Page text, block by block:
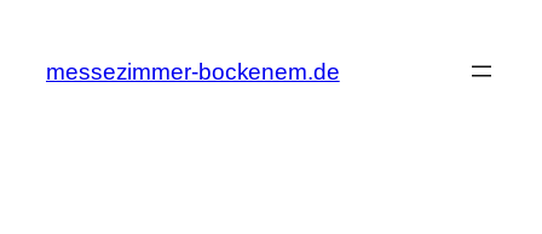
springen
messezimmer-bockenem.de